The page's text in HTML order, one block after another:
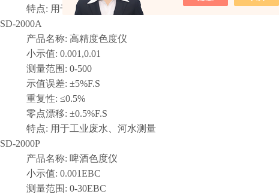
特点: 用于工业废水、河水测量
SD-2000A
产品名称: 高精度色度仪
小示值: 0.001,0.01
测量范围: 0-500
示值误差: ±5%F.S
重复性: ≤0.5%
零点漂移: ±0.5%F.S
特点: 用于工业废水、河水测量
SD-2000P
产品名称: 啤酒色度仪
小示值: 0.001EBC
测量范围: 0-30EBC